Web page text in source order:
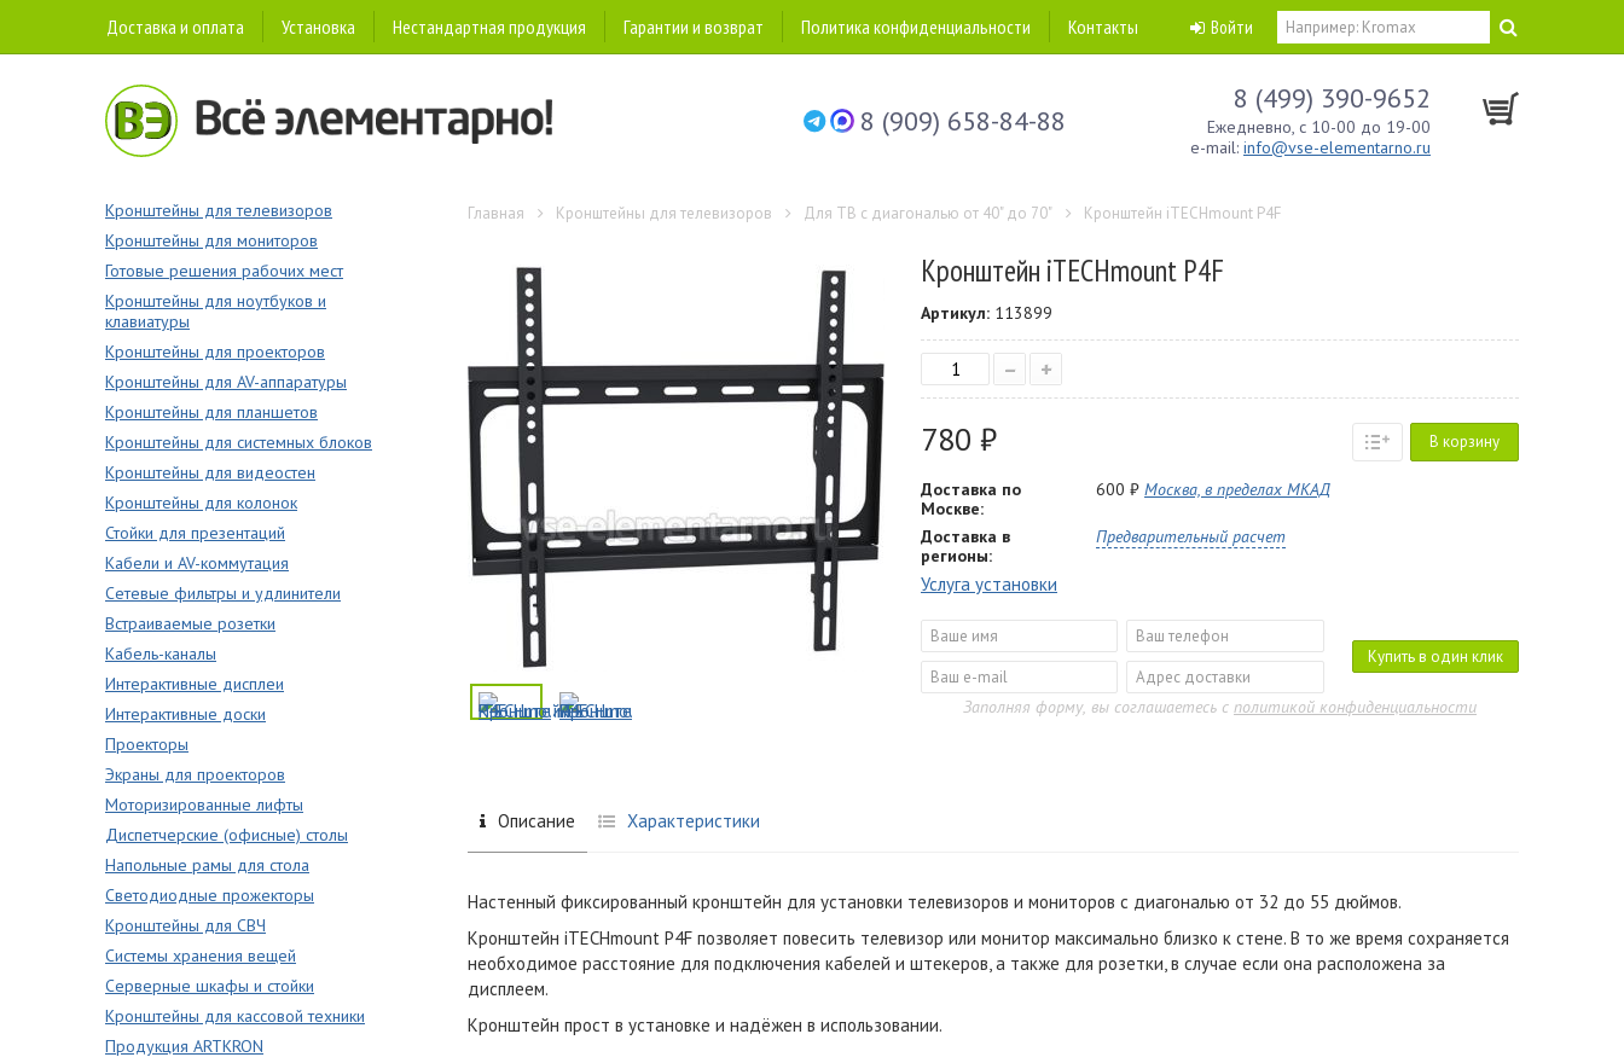
Доставка и оплата Установка Нестандартная продукция Гарантии и возврат Политика конфиденциальности Контакты Войти
8 (909) 658-84-88
8 (499) 390-9652
Ежедневно, с 10-00 до 19-00
e-mail: info@vse-elementarno.ru
Кронштейны для телевизоров
Кронштейны для мониторов
Готовые решения рабочих мест
Кронштейны для ноутбуков и
клавиатуры
Кронштейны для проекторов
Кронштейны для AV-аппаратуры
Кронштейны для планшетов
Кронштейны для системных блоков
Кронштейны для видеостен
Кронштейны для колонок
Стойки для презентаций
Кабели и AV-коммутация
Сетевые фильтры и удлинители
Встраиваемые розетки
Кабель-каналы
Интерактивные дисплеи
Интерактивные доски
Проекторы
Экраны для проекторов
Моторизированные лифты
Диспетчерские (офисные) столы
Напольные рамы для стола
Светодиодные прожекторы
Кронштейны для СВЧ
Системы хранения вещей
Серверные шкафы и стойки
Кронштейны для кассовой техники
Продукция ARTKRON
Главная Кронштейны для телевизоров Для ТВ с диагональю от 40" до 70" Кронштейн iTECHmount P4F
Кронштейн iTECHmount P4F
Артикул: 113899
– +
780 ₽ В корзину
Доставка по
Москве:
600 ₽ Москва, в пределах МКАД
Доставка в
регионы:
Предварительный расчет
Услуга установки
Купить в один клик
Заполняя форму, вы соглашаетесь с политикой конфиденциальности
Описание Характеристики
Настенный фиксированный кронштейн для установки телевизоров и мониторов с диагональю от 32 до 55 дюймов.
Кронштейн iTECHmount P4F позволяет повесить телевизор или монитор максимально близко к стене. В то же время сохраняется
необходимое расстояние для подключения кабелей и штекеров, а также для розетки, в случае если она расположена за
дисплеем.
Кронштейн прост в установке и надёжен в использовании.